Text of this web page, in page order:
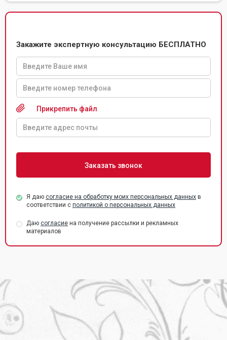
Закажите экспертную консультацию БЕСПЛАТНО
Прикрепить файл
Я даю согласие на обработку моих персональных данных в
соответствии с политикой о персональных данных
Даю согласие на получение рассылки и рекламных
материалов
Главная Печать фото
Печать фотографий на пластике